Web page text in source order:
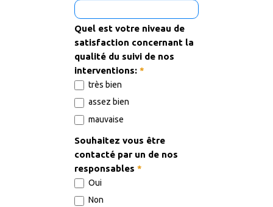
Quel est votre niveau de
satisfaction concernant la
qualité du suivi de nos
interventions: *
très bien
assez bien
mauvaise
Souhaitez vous être
contacté par un de nos
responsables *
Oui
Non